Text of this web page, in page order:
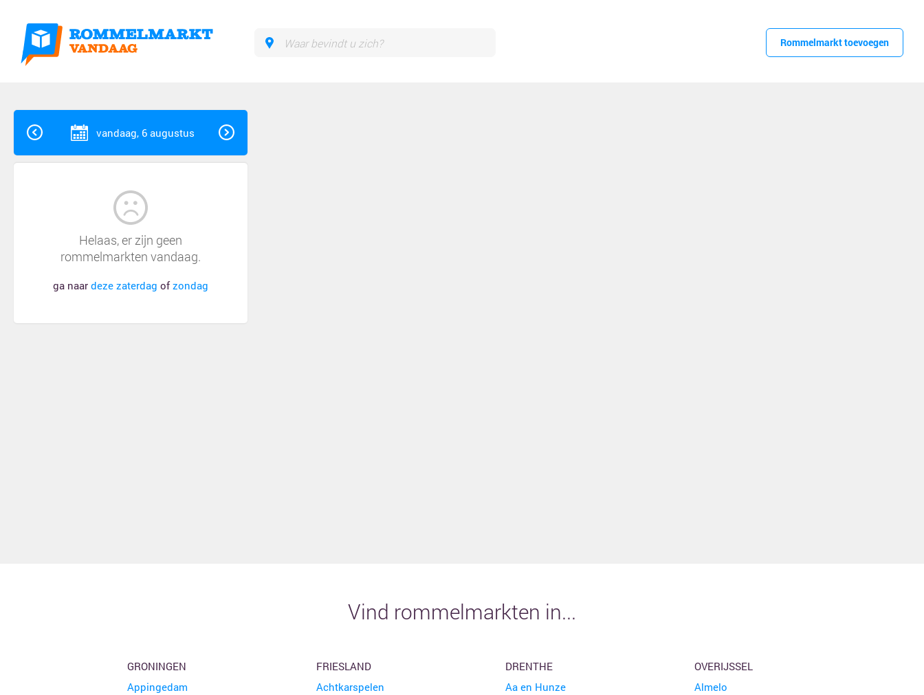
Rommelmarkt toevoegen
vandaag, 6 augustus
Helaas, er zijn geen
rommelmarkten vandaag.
ga naar deze zaterdag ofzondag
Vind rommelmarkten in...
GRONINGEN
Appingedam
FRIESLAND
Achtkarspelen
DRENTHE
Aa en Hunze
OVERIJSSEL
Almelo